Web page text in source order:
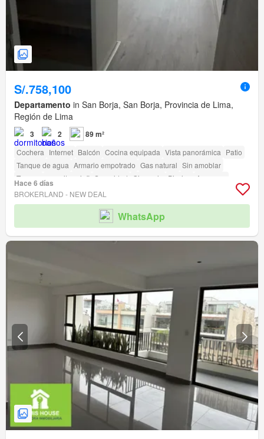
S/.758,100
Departamento in San Borja, San Borja, Provincia de Lima,
Región de Lima
3 2 89 m²
Cochera Internet Balcón Cocina equipada Vista panorámica Patio
Tanque de agua Armario empotrado Gas natural Sin amoblar
Terraza
amenity_wi_fi Seguridad Gimnasio Piscina
Ascensor
Vigilante Caseta de vigilancia
Acceso para personas con discapacidad
Hace 6 días
BROKERLAND - NEW DEAL
WhatsApp